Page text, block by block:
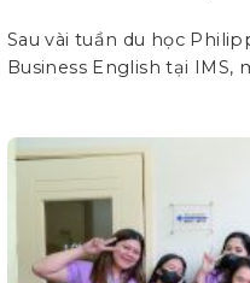
Sau vài tuần du học
Business English tại IMS,